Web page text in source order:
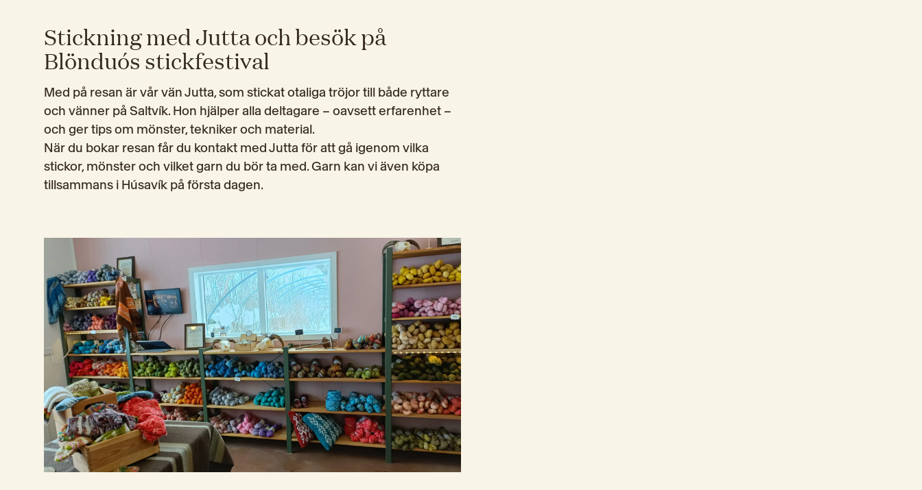
Stickning med Jutta och besök på
Blönduós stickfestival
Med på resan är vår vän Jutta, som stickat otaliga tröjor till både ryttare
och vänner på Saltvík. Hon hjälper alla deltagare – oavsett erfarenhet –
och ger tips om mönster, tekniker och material.
När du bokar resan får du kontakt med Jutta för att gå igenom vilka
stickor, mönster och vilket garn du bör ta med. Garn kan vi även köpa
tillsammans i Húsavík på första dagen.